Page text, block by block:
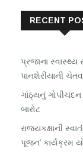
RECENT
પ્રજાના
પાનશેરીયાની
ગાંઠ્યનું
બારોટ
રાજ્યકક્ષાની
પૂજન’ કાર્યક્રમ